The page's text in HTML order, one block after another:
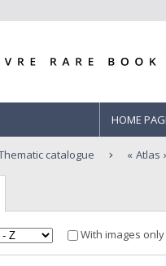
HOME
catalogue Atlas
With images only